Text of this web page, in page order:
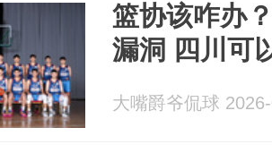
篮协该咋办
漏洞 四川可
大嘴爵爷侃球